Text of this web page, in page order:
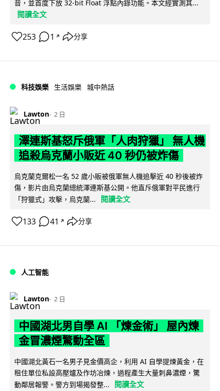
音，並首度下放 32-bit Float 浮點內錄功能。本文經實測其...
閱讀全文
253 1 ↗ 分享
科技娛樂 生活娛樂 城中熱話
Lawton 2 日
澤連斯基怒斥俄軍「人肉狩獵」 無人機
追殺烏克蘭小販近 40 秒仍被炸傷
烏克蘭克爾松一名 52 歲小販被俄軍無人機追擊近 40 秒後被炸
傷，影片由烏克蘭總統澤連斯基公開。他直斥俄軍對平民進行
「狩獵式」攻擊，烏克蘭...
閱讀全文
133 41 ↗ 分享
人工智能
Lawton 2 日
中國湖北男自學 AI 「煉金術」 屋內煉
金冒濃煙驚動全區
中國湖北黃石一名男子見金價高企，利用 AI 自學提煉黃金，在
租住單位私設高壓爐及作坊冶煉，過程產生大量刺鼻濃煙，驚
動鄰居報警。警方到場揭發整...
閱讀全文